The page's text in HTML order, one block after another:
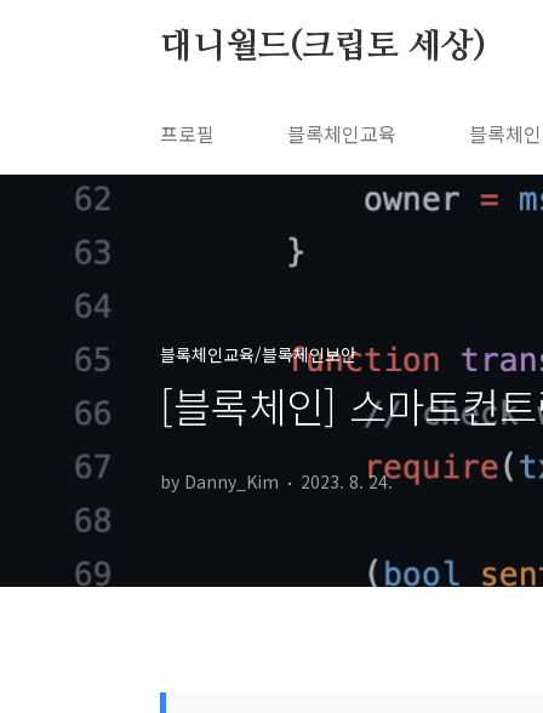
대니월드(크립토 세상)
프로필 블록체인교육 블록체
블록체인교육/블록체인보안
[블록체인] 스마트컨
by Danny_Kim 2023. 8. 24.